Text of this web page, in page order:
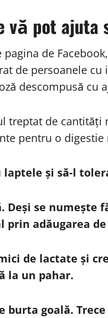
vă pot
de
de persoanele cu
descompusă cu
treptat de
pentru o digestie
și să-l
se numește
prin adăugarea
de lactate și
la un pahar.
burta goală.